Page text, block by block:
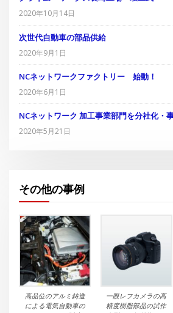
クライム・ワークス長崎工場 竣工式
2020年10月14日
次世代自動車の部品供給
2020年9月1日
NCネットワークファクトリー 始動！
2020年6月1日
NCネットワーク 加工事業部門を分社化・事
その他の事例
高品位のアルミ鋳造
一眼レフカメラの高